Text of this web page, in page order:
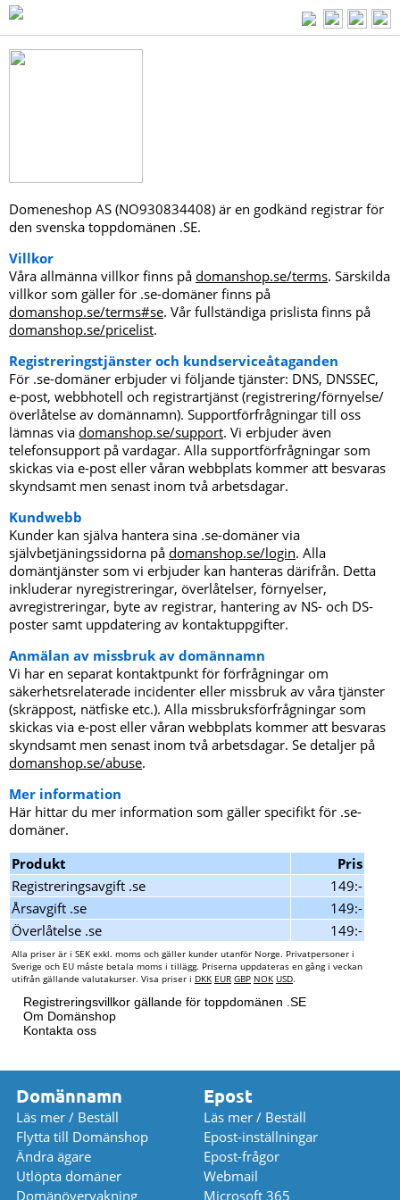
Domeneshop AS (NO930834408) är en godkänd registrar för
den svenska toppdomänen .SE.
Villkor
Våra allmänna villkor finns på domanshop.se/terms. Särskilda
villkor som gäller för .se-domäner finns på
domanshop.se/terms#se. Vår fullständiga prislista finns på
domanshop.se/pricelist.
Registreringstjänster och kundserviceåtaganden
För .se-domäner erbjuder vi följande tjänster: DNS, DNSSEC,
e-post, webbhotell och registrartjänst (registrering/förnyelse/
överlåtelse av domännamn). Supportförfrågningar till oss
lämnas via domanshop.se/support. Vi erbjuder även
telefonsupport på vardagar. Alla supportförfrågningar som
skickas via e-post eller våran webbplats kommer att besvaras
skyndsamt men senast inom två arbetsdagar.
Kundwebb
Kunder kan själva hantera sina .se-domäner via
självbetjäningssidorna på domanshop.se/login. Alla
domäntjänster som vi erbjuder kan hanteras därifrån. Detta
inkluderar nyregistreringar, överlåtelser, förnyelser,
avregistreringar, byte av registrar, hantering av NS- och DS-
poster samt uppdatering av kontaktuppgifter.
Anmälan av missbruk av domännamn
Vi har en separat kontaktpunkt för förfrågningar om
säkerhetsrelaterade incidenter eller missbruk av våra tjänster
(skräppost, nätfiske etc.). Alla missbruksförfrågningar som
skickas via e-post eller våran webbplats kommer att besvaras
skyndsamt men senast inom två arbetsdagar. Se detaljer på
domanshop.se/abuse.
Mer information
Här hittar du mer information som gäller specifikt för .se-
domäner.
Produkt
Pris
Registreringsavgift .se
149:-
Årsavgift .se
149:-
Överlåtelse .se
149:-
Alla priser är i SEK exkl. moms och gäller kunder utanför Norge. Privatpersoner i
Sverige och EU måste betala moms i tillägg. Priserna uppdateras en gång i veckan
utifrån gällande valutakurser. Visa priser i DKK EUR GBP NOK USD.
Registreringsvillkor gällande för toppdomänen .SE
Om Domänshop
Kontakta oss
Domännamn
Läs mer / Beställ
Flytta till Domänshop
Ändra ägare
Utlöpta domäner
Domänövervakning
Epost
Läs mer / Beställ
Epost-inställningar
Epost-frågor
Webmail
Microsoft 365